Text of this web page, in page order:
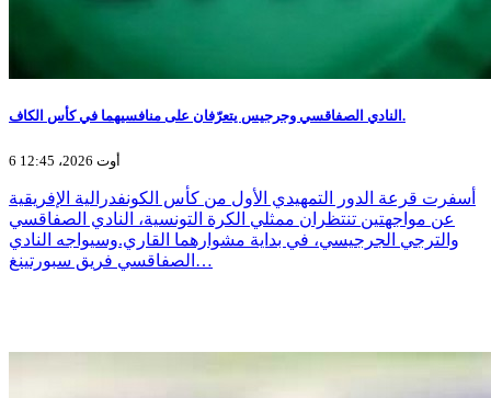
النادي الصفاقسي وجرجيس يتعرّفان على منافسيهما في كأس الكاف.
6 أوت 2026، 12:45
أسفرت قرعة الدور التمهيدي الأول من كأس الكونفدرالية الإفريقية
عن مواجهتين تنتظران ممثلي الكرة التونسية، النادي الصفاقسي
والترجي الجرجيسي، في بداية مشوارهما القاري.وسيواجه النادي
الصفاقسي فريق سبورتينغ…